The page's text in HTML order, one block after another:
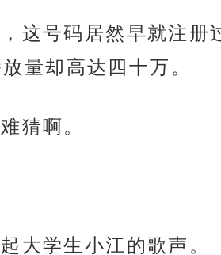
这号码居然早就注
量却高达四十万。
猜啊。
大学生小江的歌声。